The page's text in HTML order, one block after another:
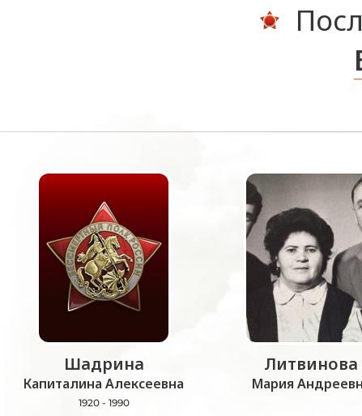
Шадрина
Капиталина Алексеевна
1920 - 1990
Литвинова
Мария